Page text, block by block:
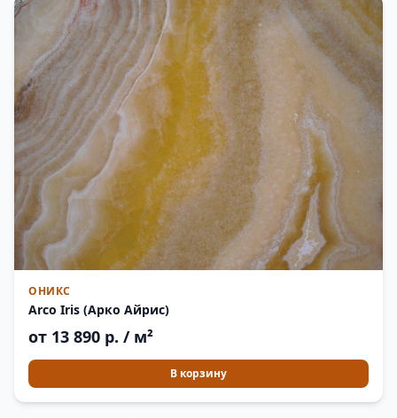
ОНИКС
Arco Iris (Арко Айрис)
от 13 890 р. / м²
В корзину